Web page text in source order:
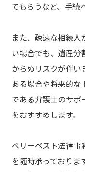
てもらうなど、手続
また、疎遠な相続
い場合でも、遺産
からぬリスクが伴い
ある場合や将来的
である弁護士のサポ
をおすすめします。
ベリーベスト法律
を随時承っておりま